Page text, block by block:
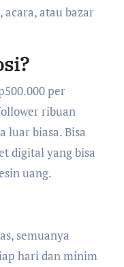
atau bazar
per
ribuan
luar biasa. Bisa
digital yang bisa
uang.
semuanya
hari dan minim